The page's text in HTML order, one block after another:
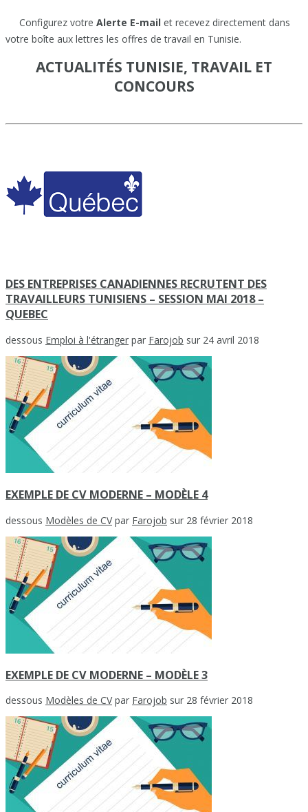
Configurez votre Alerte E-mail et recevez directement dans
votre boîte aux lettres les offres de travail en Tunisie.
ACTUALITÉS TUNISIE, TRAVAIL ET
CONCOURS
DES ENTREPRISES CANADIENNES RECRUTENT DES
TRAVAILLEURS TUNISIENS – SESSION MAI 2018 –
QUEBEC
dessous Emploi à l'étranger par Farojob sur 24 avril 2018
EXEMPLE DE CV MODERNE – MODÈLE 4
dessous Modèles de CVpar Farojob sur 28 février 2018
EXEMPLE DE CV MODERNE – MODÈLE 3
dessous Modèles de CVpar Farojob sur 28 février 2018